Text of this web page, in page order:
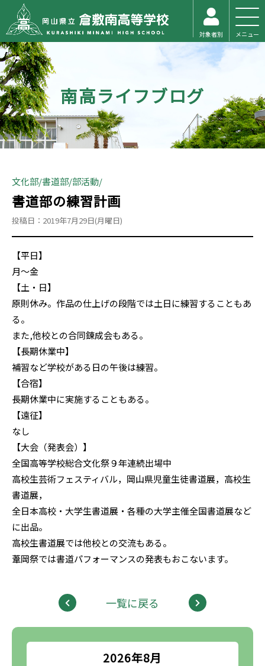
対象者別 メニュー
南高ライフブログ
2026年8月
文化部 書道部 部活動
書道部の練習計画
投稿日：2019年7月29日(月曜日)
【平日】
月～金
【土・日】
原則休み。作品の仕上げの段階では土日に練習することもあ
る。
また,他校との合同錬成会もある。
【長期休業中】
補習など学校がある日の午後は練習。
【合宿】
長期休業中に実施することもある。
【遠征】
なし
【大会（発表会）】
全国高等学校総合文化祭９年連続出場中
高校生芸術フェスティバル，岡山県児童生徒書道展，高校生
書道展，
全日本高校・大学生書道展・各種の大学主催全国書道展など
に出品。
高校生書道展では他校との交流もある。
葦岡祭では書道パフォーマンスの発表もおこないます。
一覧に戻る